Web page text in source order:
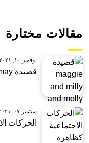
مقالات مختارة
نوفمبر ١٠, ٢٠٢١
قصيدة maggie and milly and molly and may
سبتمبر ٠٧, ٢٠٢١
الحركات